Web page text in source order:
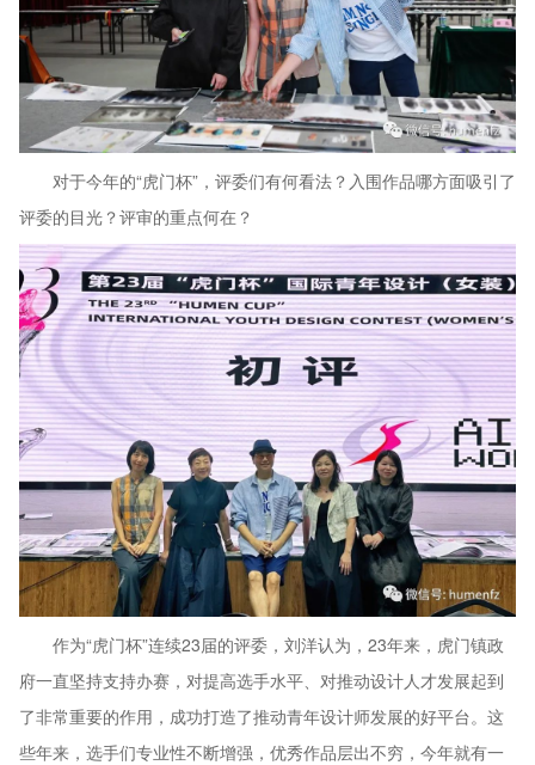
对于今年的“虎门杯”，评委们有何看法？入围作品哪方面吸引了
评委的目光？评审的重点何在？
作为“虎门杯”连续23届的评委，刘洋认为，23年来，虎门镇政
府一直坚持支持办赛，对提高选手水平、对推动设计人才发展起到
了非常重要的作用，成功打造了推动青年设计师发展的好平台。这
些年来，选手们专业性不断增强，优秀作品层出不穷，今年就有一